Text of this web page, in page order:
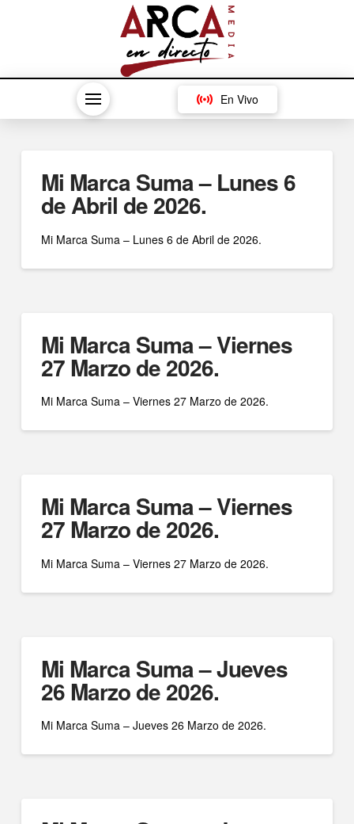
En Vivo
Mi Marca Suma – Lunes 6
de Abril de 2026.
Mi Marca Suma – Lunes 6 de Abril de 2026.
Mi Marca Suma – Viernes
27 Marzo de 2026.
Mi Marca Suma – Viernes 27 Marzo de 2026.
Mi Marca Suma – Viernes
27 Marzo de 2026.
Mi Marca Suma – Viernes 27 Marzo de 2026.
Mi Marca Suma – Jueves
26 Marzo de 2026.
Mi Marca Suma – Jueves 26 Marzo de 2026.